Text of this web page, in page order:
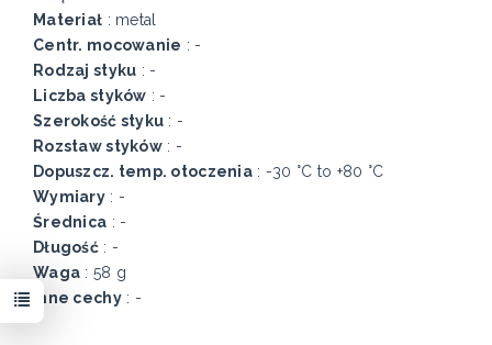
Materiał : metal
Centr. mocowanie : -
Rodzaj styku : -
Liczba styków : -
Szerokość styku : -
Rozstaw styków: -
Dopuszcz. temp. otoczenia : -30 °C to +80 °C
Wymiary: -
Średnica : -
Długość: -
Waga : 58 g
Inne cechy: -